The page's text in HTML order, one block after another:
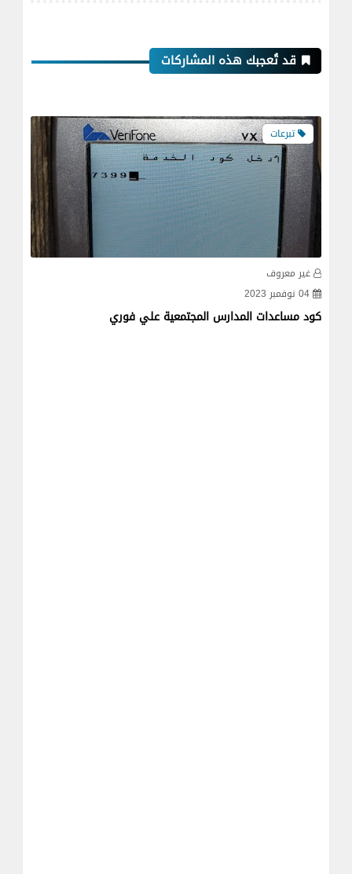
قد تُعجبك هذه المشاركات
تبرعات
غير معروف
04 نوفمبر 2023
كود مساعدات المدارس المجتمعية علي فوري